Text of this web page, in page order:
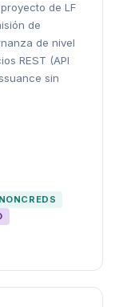
de LF
de
de nivel
REST (API
sin